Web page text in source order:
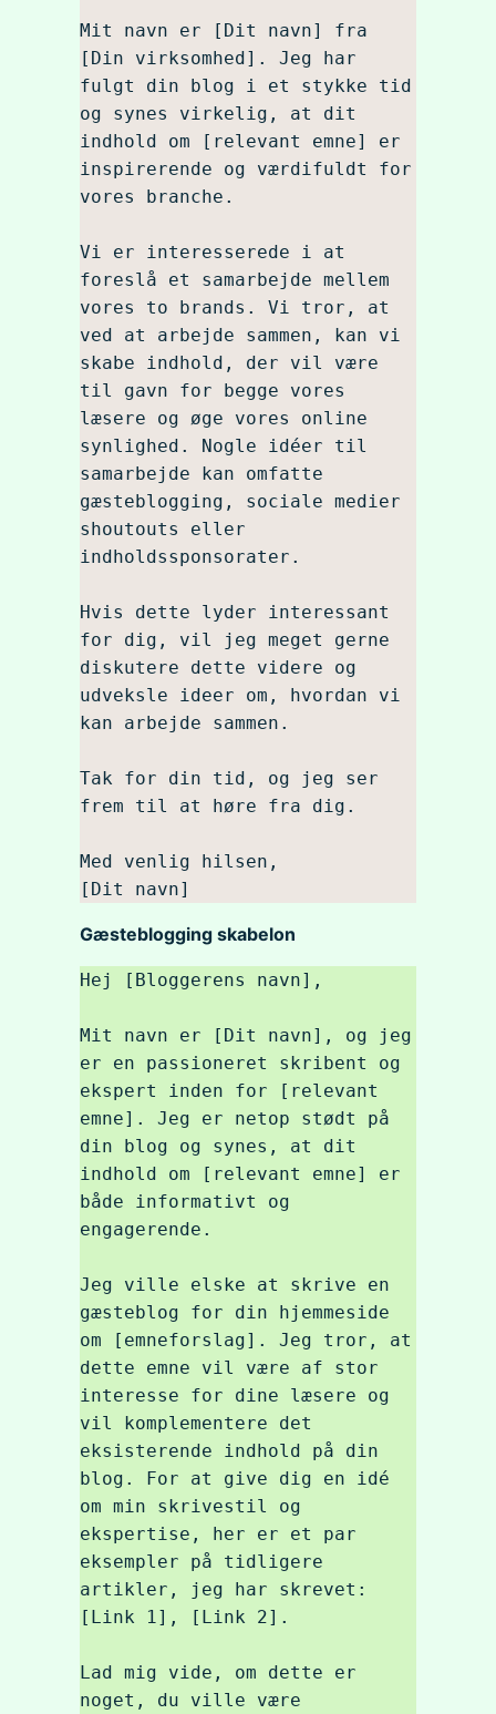
Mit navn er [Dit navn] fra
[Din virksomhed]. Jeg har
fulgt din blog i et stykke tid
og synes virkelig, at dit
indhold om [relevant emne] er
inspirerende og værdifuldt for
vores branche.
Vi er interesserede i at
foreslå et samarbejde mellem
vores to brands. Vi tror, at
ved at arbejde sammen, kan vi
skabe indhold, der vil være
til gavn for begge vores
læsere og øge vores online
synlighed. Nogle idéer til
samarbejde kan omfatte
gæsteblogging, sociale medier
shoutouts eller
indholdssponsorater.
Hvis dette lyder interessant
for dig, vil jeg meget gerne
diskutere dette videre og
udveksle ideer om, hvordan vi
kan arbejde sammen.
Tak for din tid, og jeg ser
frem til at høre fra dig.
Med venlig hilsen,
Gæsteblogging skabelon
Hej [Bloggerens navn],
Mit navn er [Dit navn], og jeg
er en passioneret skribent og
ekspert inden for [relevant
emne]. Jeg er netop stødt på
din blog og synes, at dit
indhold om [relevant emne] er
både informativt og
engagerende.
Jeg ville elske at skrive en
gæsteblog for din hjemmeside
om [emneforslag]. Jeg tror, at
dette emne vil være af stor
interesse for dine læsere og
vil komplementere det
eksisterende indhold på din
blog. For at give dig en idé
om min skrivestil og
ekspertise, her er et par
eksempler på tidligere
artikler, jeg har skrevet:
[Link 1], [Link 2].
Lad mig vide, om dette er
noget, du ville være